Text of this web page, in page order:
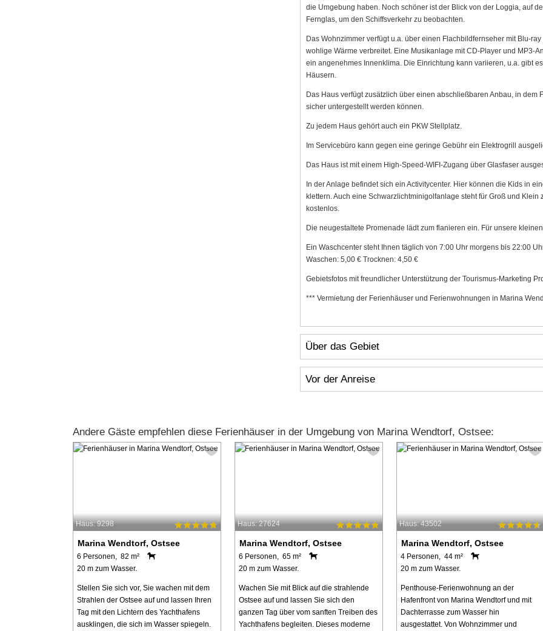
die Umgebung haben. Noch schöner ist der Blick von der Loggia, auf
Fernglas, um den Schiffsverkehr zu beobachten.
Das Wohnzimmer verfügt u.a. über einen Flachbildfernseher mit Blu-
wohlige Wärme verbreitet. Eine Musikanlage mit CD-Player und MP3-
ein angenehmes Innenklima. Die Einrichtung kann variieren, u.a. gibt
Häusern.
Das Haus verfügt zusätzlich über einen abschließbaren Anbau, in dem
sicher untergestellt werden können.
Zu jedem Haus gehört auch ein PKW Stellplatz.
Im Servicebüro kann gegen eine geringe Gebühr ein Elektrogrill
Das Haus ist mit einem High-Speed-WIFI-Zugang über Glasfaser
In der Anlage befindet sich ein Activitycenter. Hier können die Kids in
klettern. Auch eine Schwarzlichtminigolfanlage steht für Groß und
kostenlos.
Die neugestaltete Promenade lädt zum flanieren ein. Für unsere
Ein Waschcenter steht Ihnen täglich von 7:00 Uhr morgens bis 22:00
Waschen: 5,00 € Trocknen: 4,50 €
Gebietsfotos mit freundlicher Unterstützung der Tourismus-Marketing
*** Vermietung der Ferienhäuser und Ferienwohnungen in Marina
Über das Gebiet
Vor der Anreise
Andere Gäste empfehlen diese Ferienhäuser in der Umgebung von Marina Wendtorf, Ostsee:
Haus: 9298
Marina Wendtorf, Ostsee
6 Personen, 82 m²
20 m zum Wasser.
Stellen Sie sich vor, Sie wachen mit dem
Strahlen der Ostsee auf und lassen Ihren
Tag mit den Lichtern des Yachthafens
ausklingen, die sich im Wasser spiegeln.
Haus: 27624
Marina Wendtorf, Ostsee
6 Personen, 65 m²
20 m zum Wasser.
Wachen Sie mit Blick auf die strahlende
Ostsee auf und lassen Sie sich den
ganzen Tag über vom sanften Treiben des
Yachthafens begleiten. Dieses moderne
Haus: 43502
Marina Wendtorf, Ostsee
4 Personen, 44 m²
20 m zum Wasser.
Penthouse-Ferienwohnung an der
Hafenfront von Marina Wendtorf und mit
Dachterrasse zum Wasser hin
ausgestattet. Von Wohnzimmer und